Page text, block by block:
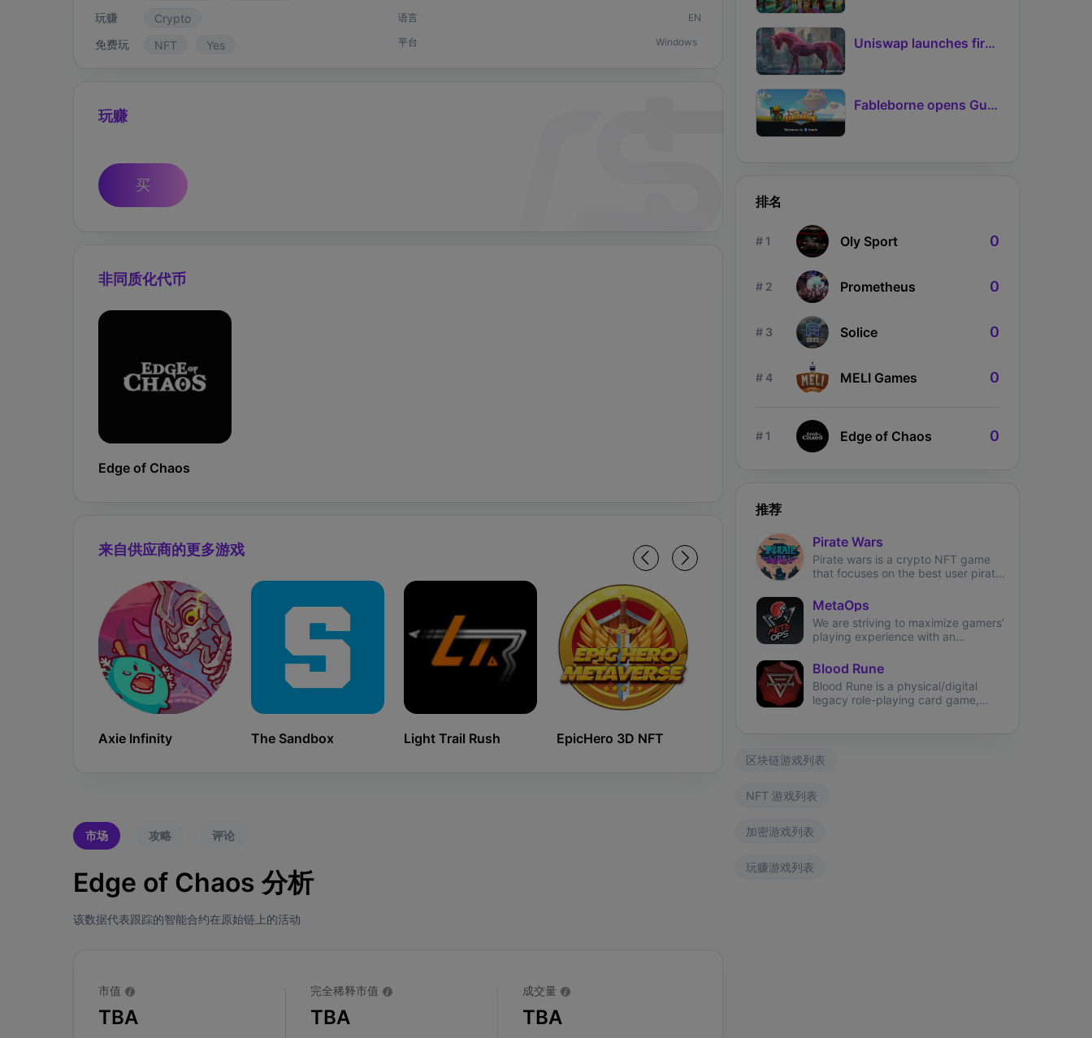
玩赚
Crypto
免费玩
NFT Yes
语言
EN
平台
Windows
玩赚
买
非同质化代币
Edge of Chaos
来自供应商的更多游戏
Axie Infinity The Sandbox Light Trail Rush EpicHero 3D NFT
市场 攻略 评论
Edge of Chaos 分析
该数据代表跟踪的智能合约在原始链上的活动
市值
TBA
完全稀释市值
TBA
成交量
TBA
Uniswap launches first Robinhood Chain launchpad
Fableborne opens Guild signups for Season 5 as Guilds 2.0 lifts the prize pool to 95%
排名
# 1 Oly Sport 0
# 2 Prometheus 0
# 3 Solice 0
# 4 MELI Games 0
# 1 Edge of Chaos 0
推荐
Pirate Wars
Pirate wars is a crypto NFT game
that focuses on the best user pirate
MetaOps
We are striving to maximize gamers’
playing experience with an
shooter on Solana.
Blood Rune
Blood Rune is a physical/digital
legacy role-playing card game,
区块链游戏列表
NFT 游戏列表
加密游戏列表
玩赚游戏列表